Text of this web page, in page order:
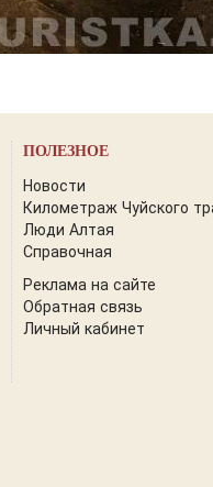
ПОЛЕЗНОЕ
Новости
Километраж Чуйского
Люди Алтая
Справочная
Реклама на сайте
Обратная связь
Личный кабинет